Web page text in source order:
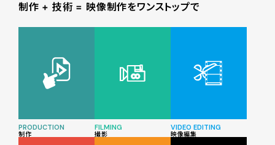
制作 + 技術 = 映像制作をワンストップで
PRODUCTION
制作
FILMING
撮影
VIDEO EDITING
映像編集